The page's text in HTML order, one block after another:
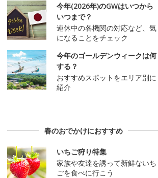
今年(2026年)のGWはいつから
いつまで？
連休中の各機関の対応など、気
になることをチェック
今年のゴールデンウィークは何
する？
おすすめスポットをエリア別に
紹介
春のおでかけにおすすめ
いちご狩り特集
家族や友達を誘って新鮮ないち
ごを食べに行こう